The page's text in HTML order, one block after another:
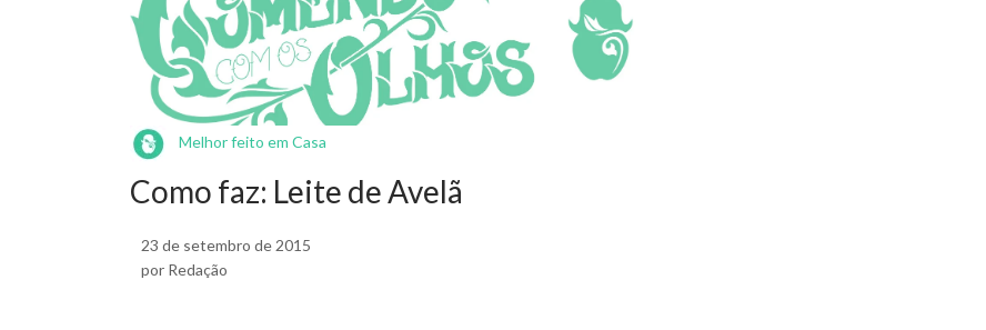
Melhor feito em Casa
Como faz: Leite de Avelã
23 de setembro de 2015
por Redação